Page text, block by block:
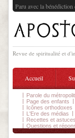
Paru avec la
Revue de spiritualité et
Accueil
Parole du
Page des enfants
Icônes orthodoxes
L'Ere des médias
Recettes et astuces
Questions et